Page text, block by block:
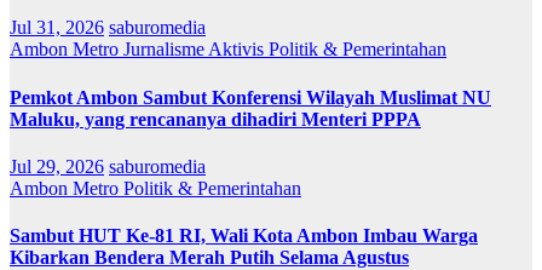
Jul 31, 2026 saburomedia
Ambon Metro Jurnalisme Aktivis Politik & Pemerintahan
Pemkot Ambon Sambut Konferensi Wilayah Muslimat NU
Maluku, yang rencananya dihadiri Menteri PPPA
Jul 29, 2026 saburomedia
Ambon Metro Politik & Pemerintahan
Sambut HUT Ke-81 RI, Wali Kota Ambon Imbau Warga
Kibarkan Bendera Merah Putih Selama Agustus